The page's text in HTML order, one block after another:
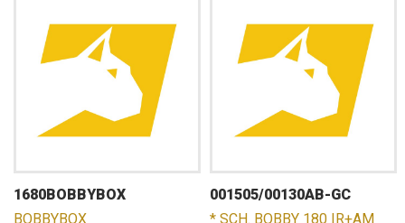
1680BOBBYBOX
BOBBYBOX
001505/00130AB-GC
* SCH. BOBBY 180 IR+AM